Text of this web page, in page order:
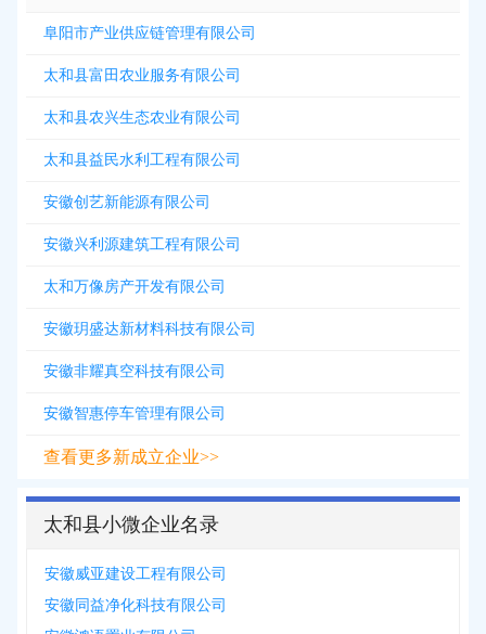
阜阳市产业供应链管理有限公司
太和县富田农业服务有限公司
太和县农兴生态农业有限公司
太和县益民水利工程有限公司
安徽创艺新能源有限公司
安徽兴利源建筑工程有限公司
太和万像房产开发有限公司
安徽玥盛达新材料科技有限公司
安徽非耀真空科技有限公司
安徽智惠停车管理有限公司
查看更多新成立企业>>
太和县小微企业名录
安徽威亚建设工程有限公司
安徽同益净化科技有限公司